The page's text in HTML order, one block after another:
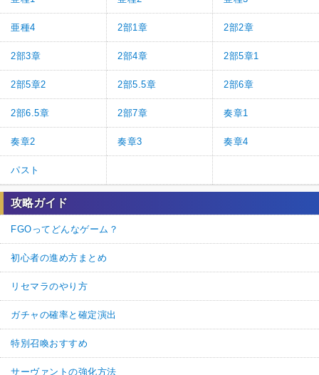
亜種4 2部1章 2部2章
2部3章 2部4章 2部5章1
2部5章2 2部5.5章 2部6章
2部6.5章 2部7章 奏章1
奏章2 奏章3 奏章4
パスト
攻略ガイド
FGOってどんなゲーム？
初心者の進め方まとめ
リセマラのやり方
ガチャの確率と確定演出
特別召喚おすすめ
サーヴァントの強化方法